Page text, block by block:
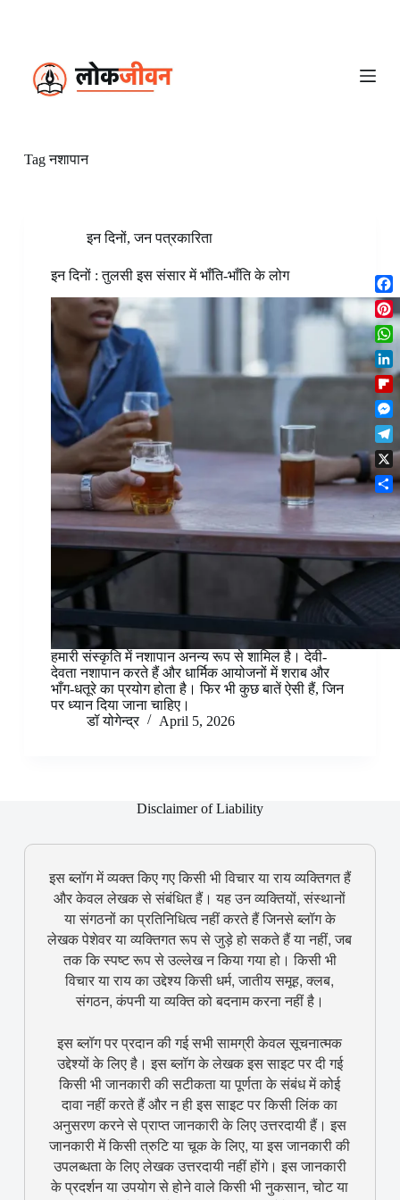
Tagनशापान
इन दिनों,जन पत्रकारिता
इन दिनों : तुलसी इस संसार में भाँति-भाँति के लोग
हमारी संस्कृति में नशापान अनन्य रूप से शामिल है। देवी-
देवता नशापान करते हैं और धार्मिक आयोजनों में शराब और
भाँग-धतूरे का प्रयोग होता है। फिर भी कुछ बातें ऐसी हैं, जिन
पर ध्यान दिया जाना चाहिए।
डॉ योगेन्द्र
April 5, 2026
Disclaimer of Liability
इस ब्लॉग में व्यक्त किए गए किसी भी विचार या राय व्यक्तिगत हैं
और केवल लेखक से संबंधित हैं। यह उन व्यक्तियों, संस्थानों
या संगठनों का प्रतिनिधित्व नहीं करते हैं जिनसे ब्लॉग के
लेखक पेशेवर या व्यक्तिगत रूप से जुड़े हो सकते हैं या नहीं, जब
तक कि स्पष्ट रूप से उल्लेख न किया गया हो। किसी भी
विचार या राय का उद्देश्य किसी धर्म, जातीय समूह, क्लब,
संगठन, कंपनी या व्यक्ति को बदनाम करना नहीं है।
इस ब्लॉग पर प्रदान की गई सभी सामग्री केवल सूचनात्मक
उद्देश्यों के लिए है। इस ब्लॉग के लेखक इस साइट पर दी गई
किसी भी जानकारी की सटीकता या पूर्णता के संबंध में कोई
दावा नहीं करते हैं और न ही इस साइट पर किसी लिंक का
अनुसरण करने से प्राप्त जानकारी के लिए उत्तरदायी हैं। इस
जानकारी में किसी त्रुटि या चूक के लिए, या इस जानकारी की
उपलब्धता के लिए लेखक उत्तरदायी नहीं होंगे। इस जानकारी
के प्रदर्शन या उपयोग से होने वाले किसी भी नुकसान, चोट या
F
a
c
e
b
o
o
k
P
i
n
t
e
r
e
s
t
W
h
a
t
s
A
p
p
L
i
n
k
e
d
I
n
F
l
i
p
b
o
a
r
d
M
e
s
s
e
g
T
e
l
r
a
X
S
a
r